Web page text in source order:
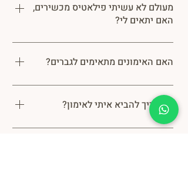
מעולם לא עשיתי פילאטיס מכשירים,
האם יתאים לי?
האימונים מותאמים לכל הרמות
ואת קובעת את רמת הקושי שאת
להתאים לך את האימון.
האם האימונים מתאימים לגברים?
בהחלט! יש לנו לא מעט גברים
באימונים. רמת הקושי והמאמץ
מותאמת לכל מתאמן באופן
אישי.
מה צריך להביא איתי לאימון?
בגדים נוחים, גרביים מונעות